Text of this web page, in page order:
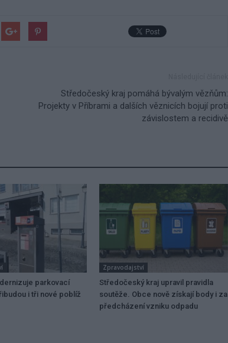
Středočeský kraj pomáhá bývalým vězňům:
Projekty v Příbrami a dalších věznicích bojují proti
závislostem a recidivě
parkovací
i tři nové poblíž
Zpravodajství
Středočeský kraj upravil pravidla
soutěže. Obce nově získají body i za
předcházení vzniku odpadu